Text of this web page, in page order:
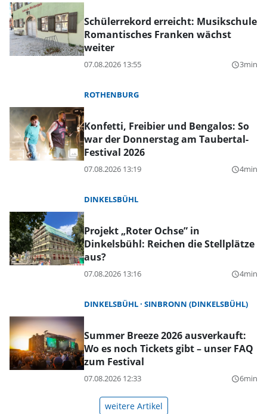
Schülerrekord erreicht: Musikschule
Romantisches Franken wächst
weiter
07.08.2026 13:55 query_builder3min
ROTHENBURG
Konfetti, Freibier und Bengalos: So
war der Donnerstag am Taubertal-
Festival 2026
07.08.2026 13:19 query_builder4min
DINKELSBÜHL
Projekt „Roter Ochse” in
Dinkelsbühl: Reichen die Stellplätze
aus?
07.08.2026 13:16 query_builder4min
DINKELSBÜHL SINBRONN (DINKELSBÜHL)
Summer Breeze 2026 ausverkauft:
Wo es noch Tickets gibt – unser FAQ
zum Festival
07.08.2026 12:33 query_builder6min
weitere Artikel